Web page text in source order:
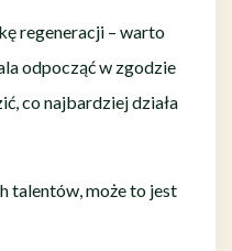
regeneracji – warto
odpocząć w zgodzie
co najbardziej działa
talentów, może to jest